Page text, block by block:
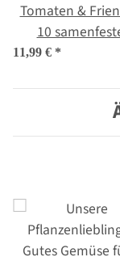
Tomaten &
10
Tomaten- und
& köstlich -
11,99 € *